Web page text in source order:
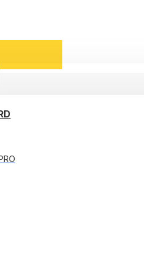
Boxe Bluetooth, Lumini